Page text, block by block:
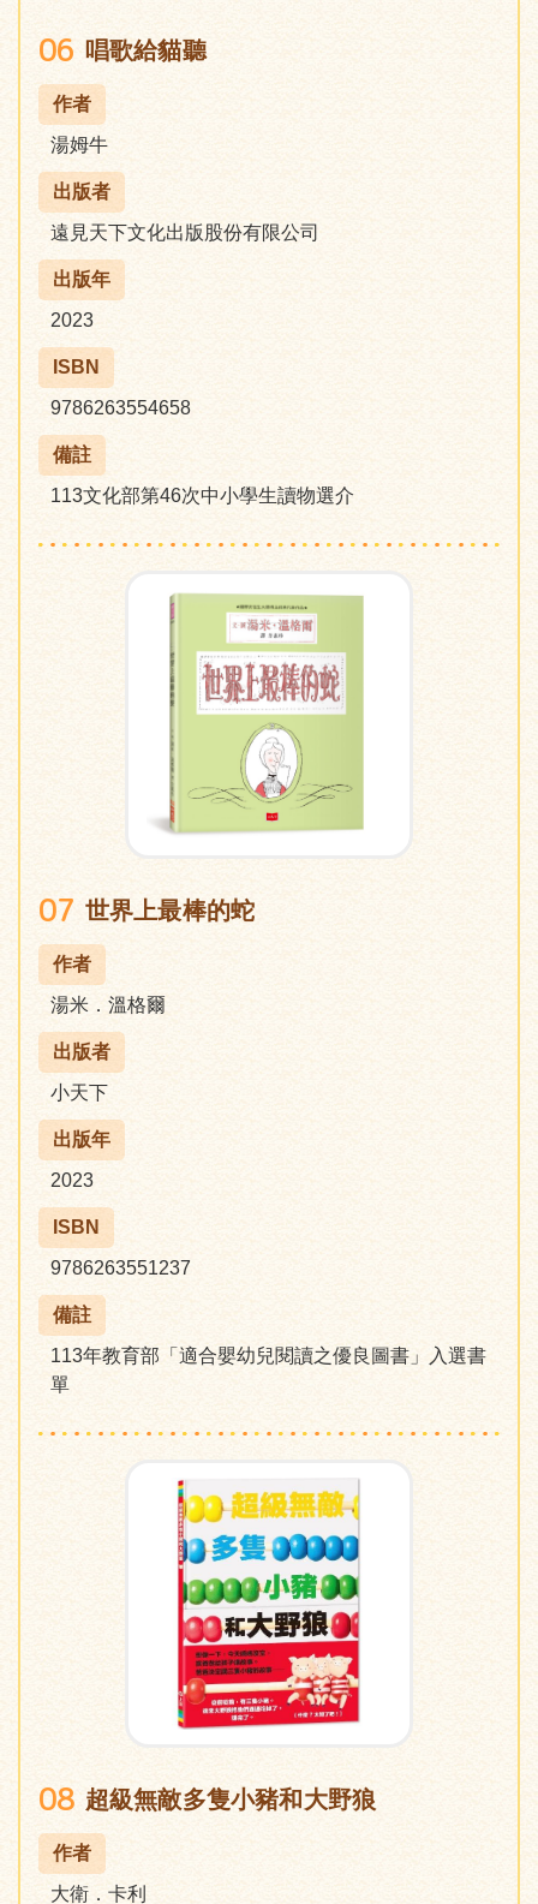
06 唱歌給貓聽
作者
湯姆牛
出版者
遠見天下文化出版股份有限公司
出版年
2023
ISBN
9786263554658
備註
113文化部第46次中小學生讀物選介
07 世界上最棒的蛇
作者
湯米．溫格爾
出版者
小天下
出版年
2023
ISBN
9786263551237
備註
113年教育部「適合嬰幼兒閱讀之優良圖書」入選書
單
08 超級無敵多隻小豬和大野狼
作者
大衛．卡利